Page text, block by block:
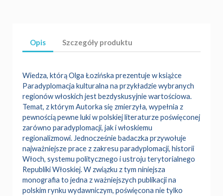
Opis Szczegóły produktu
Wiedza, którą Olga Łozińska prezentuje w książce
Paradyplomacja kulturalna na przykładzie wybranych
regionów włoskich jest bezdyskusyjnie wartościowa.
Temat, z którym Autorka się zmierzyła, wypełnia z
pewnością pewne lukiw polskiej literaturze poświęconej
zarówno paradyplomacji, jak i włoskiemu
regionalizmowi. Jednocześnie badaczka przywołuje
najważniejsze prace z zakresu paradyplomacji, historii
Włoch, systemu politycznego i ustroju terytorialnego
Republiki Włoskiej. W związku z tym niniejsza
monografia to jedna z ważniejszych publikacji na
polskim rynku wydawniczym, poświęcona nie tylko